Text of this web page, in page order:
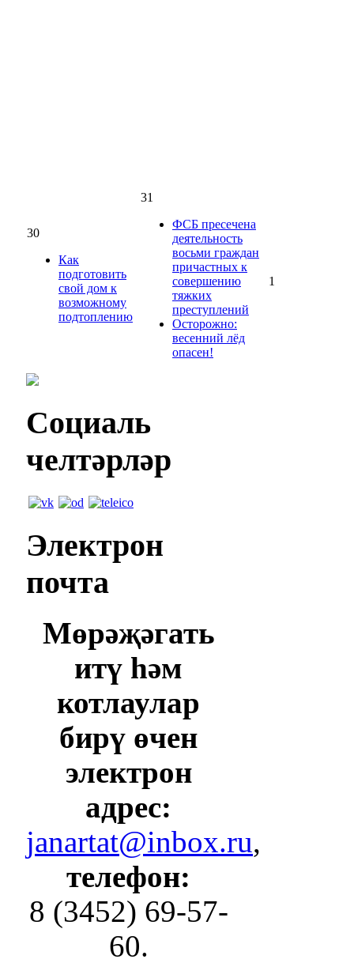
30
Как
подготовить
свой дом к
возможному
подтоплению
31
ФСБ пресечена
деятельность
восьми граждан
причастных к
совершению
тяжких
преступлений
Осторожно:
весенний лёд
опасен!
1
Социаль
челтәрләр
Электрон
почта
Мөрәҗәгать
итү һәм
котлаулар
бирү өчен
электрон
адрес:
janartat@inbox.ru,
телефон:
8 (3452) 69-57-
60.